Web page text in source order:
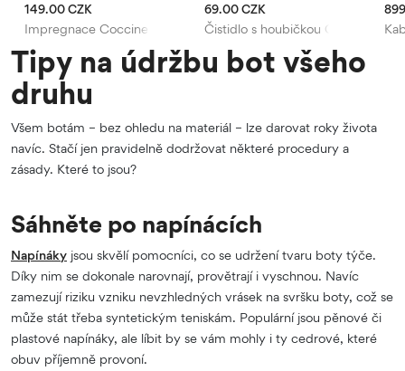
Impregnace Coccine
149.00 CZK
Čistidlo s houbičkou Coccine
69.00 CZK
Tipy na údržbu bot všeho
druhu
Všem botám – bez ohledu na materiál – lze darovat roky života
navíc. Stačí jen pravidelně dodržovat některé procedury a
zásady. Které to jsou?
Sáhněte po napínácích
Napínáky jsou skvělí pomocníci, co se udržení tvaru boty týče.
Díky nim se dokonale narovnají, provětrají i vyschnou. Navíc
zamezují riziku vzniku nevzhledných vrásek na svršku boty, což se
může stát třeba syntetickým teniskám. Populární jsou pěnové či
plastové napínáky, ale líbit by se vám mohly i ty cedrové, které
obuv příjemně provoní.